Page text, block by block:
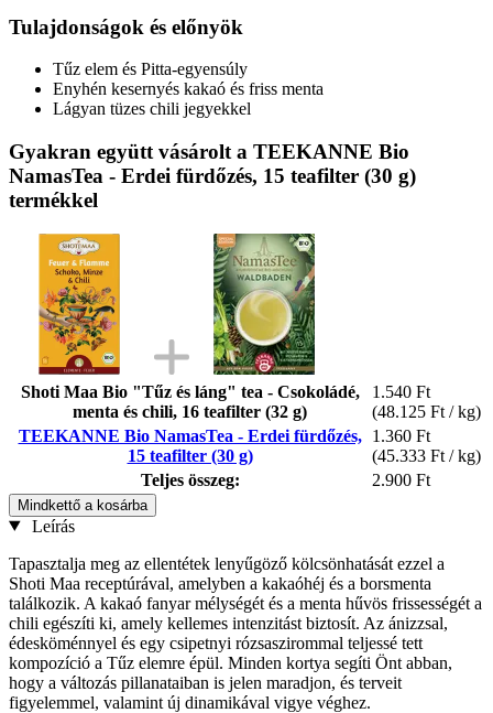
Tulajdonságok és előnyök
Tűz elem és Pitta-egyensúly
Enyhén kesernyés kakaó és friss menta
Lágyan tüzes chili jegyekkel
Gyakran együtt vásárolt a TEEKANNE Bio
NamasTea - Erdei fürdőzés, 15 teafilter (30 g)
termékkel
Shoti Maa Bio "Tűz és láng" tea - Csokoládé,
menta és chili, 16 teafilter (32 g)
1.540 Ft
(48.125 Ft / kg)
TEEKANNE Bio NamasTea - Erdei fürdőzés,
15 teafilter (30 g)
1.360 Ft
(45.333 Ft / kg)
Teljes összeg:
2.900 Ft
Mindkettő a kosárba
Leírás
Tapasztalja meg az ellentétek lenyűgöző kölcsönhatását ezzel a
Shoti Maa receptúrával, amelyben a kakaóhéj és a borsmenta
találkozik. A kakaó fanyar mélységét és a menta hűvös frissességét a
chili egészíti ki, amely kellemes intenzitást biztosít. Az ánizzsal,
édesköménnyel és egy csipetnyi rózsaszirommal teljessé tett
kompozíció a Tűz elemre épül. Minden kortya segíti Önt abban,
hogy a változás pillanataiban is jelen maradjon, és terveit
figyelemmel, valamint új dinamikával vigye véghez.